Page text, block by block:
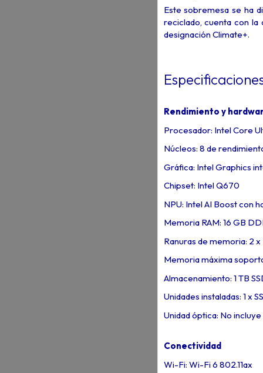
Este sobremesa se ha
reciclado, cuenta con la
designación Climate+.
Rendimiento y
Procesador: Intel Core
Núcleos: 8 de
Gráfica: Intel Graphics
Chipset: Intel Q670
NPU: Intel AI Boost con
Memoria RAM: 16 GB
Ranuras de memoria: 2
Memoria máxima
Almacenamiento: 1 TB
Unidades instaladas: 1 x
Unidad óptica: No incluye
Conectividad
Wi-Fi: Wi-Fi 6 802.11ax